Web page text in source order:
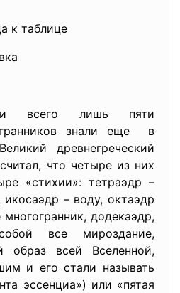
к таблице
всего лишь пяти
знали еще в
древнегреческий
что четыре из них
«стихии»: тетраэдр –
– воду, октаэдр
додекаэдр,
все мироздание,
образ всей Вселенной,
и его стали называть
эссенциа») или «пятая